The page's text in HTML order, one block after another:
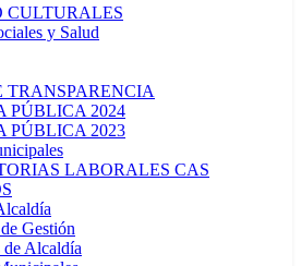
CULTURALES
y Salud
TRANSPARENCIA
PÚBLICA 2024
PÚBLICA 2023
LABORALES CAS
Gestión
de Alcaldía